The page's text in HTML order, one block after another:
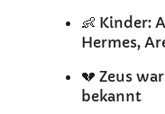
👶 Kinder:
Hermes,
💔 Zeus
bekannt